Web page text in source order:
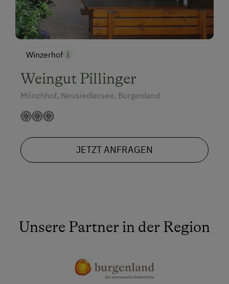
Winzerhof
Weingut Pillinger
Mönchhof, Neusiedlersee, Burgenland
JETZT ANFRAGEN
Unsere Partner in der Region